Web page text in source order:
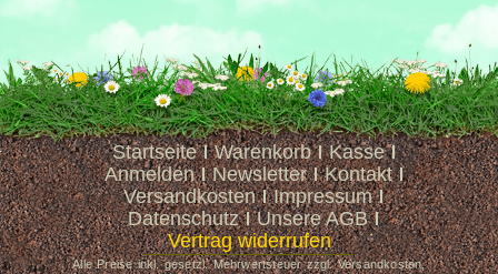
Startseite Warenkorb
Kasse
Anmelden
Newsletter
Kontakt
Versandkosten
Impressum
Datenschutz
Unsere AGB
Vertrag widerrufen
Alle Preise inkl. gesetzl. Mehrwertsteuer zzgl. Versandkosten,